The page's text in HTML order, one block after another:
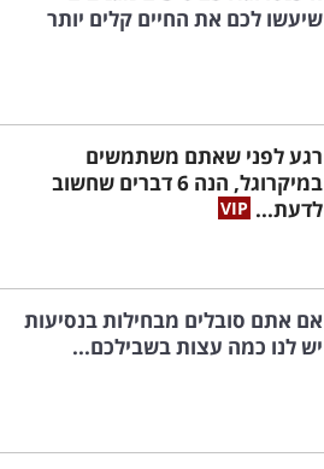
שיעשו לכם את החיים קלים יותר
רגע לפני שאתם משתמשים
במיקרוגל, הנה 6 דברים שחשוב
לדעת...
אם אתם סובלים מבחילות בנסיעות
יש לנו כמה עצות בשבילכם...